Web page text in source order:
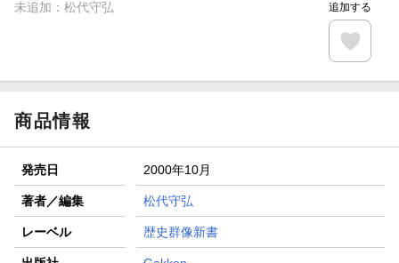
楽天モバイル紹介キャンペーンの拡散で300円OFFクーポン
条件達成で楽天限定・宝塚歌劇 宙組貸切公演ペアチケット
未追加： 松代守弘 追加する
商品情報
発売日 2000年10月
著者／編集 松代守弘
レーベル 歴史群像新書